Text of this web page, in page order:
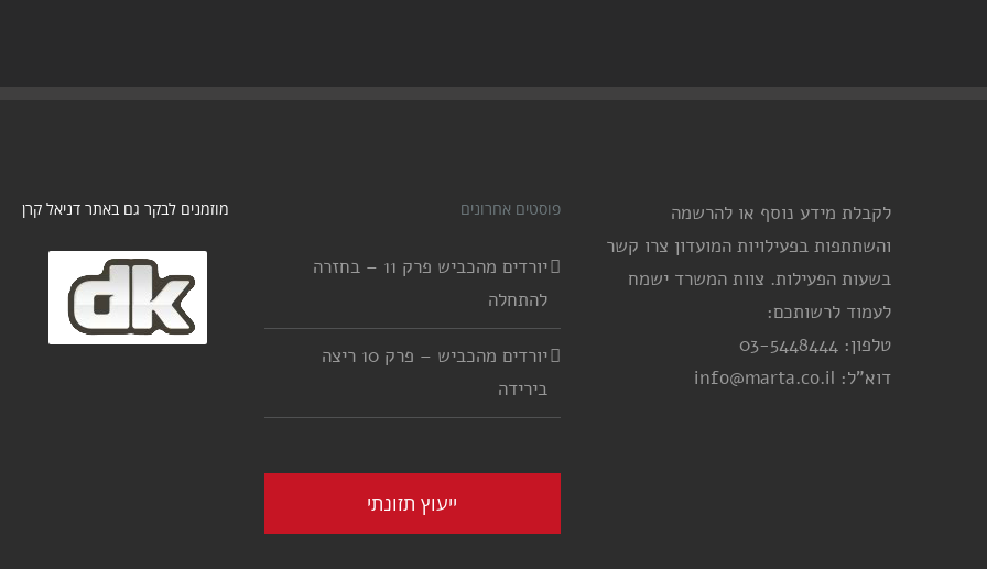
לקבלת מידע נוסף או להרשמה
והשתתפות בפעילויות המועדון צרו קשר
בשעות הפעילות. צוות המשרד ישמח
לעמוד לרשותכם:
טלפון: 03-5448444
דוא"ל: info@marta.co.il
פוסטים אחרונים
יורדים מהכביש פרק 11 – בחזרה
להתחלה
יורדים מהכביש – פרק 10 ריצה
בירידה
ייעוץ תזונתי
מוזמנים לבקר גם באתר דניאל קרן